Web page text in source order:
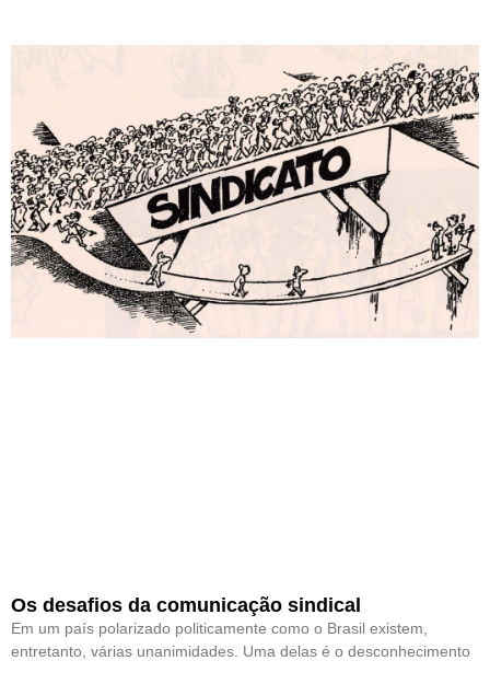
Os desafios da comunicação sindical
Em um país polarizado politicamente como o Brasil existem,
entretanto, várias unanimidades. Uma delas é o desconhecimento